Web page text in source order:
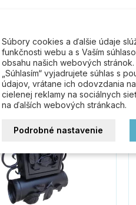
produkt,
Súbory cookies a ďalšie údaje
funkčnosti webu a s Vaším
obsahu našich webových stránok.
„Súhlasím“ vyjadrujete súhlas s
údajov, vrátane ich odovzdania
cielenej reklamy na sociálnych
na ďalších webových stránkach.
Podrobné nastavenie